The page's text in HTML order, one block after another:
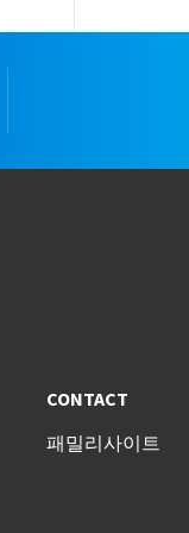
CONTACT
패밀리사이트